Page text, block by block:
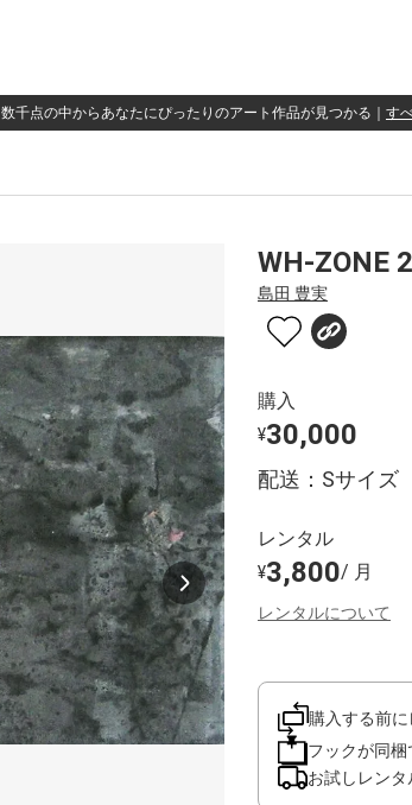
数千点の中からあなたにぴったりのアート作品が見つかる す
WH-ZONE
島田 豊実
購入
¥30,000
配送：Sサイズ
レンタル
¥3,800/ 月
レンタルについて
購入する前
フックが同
お試しレン